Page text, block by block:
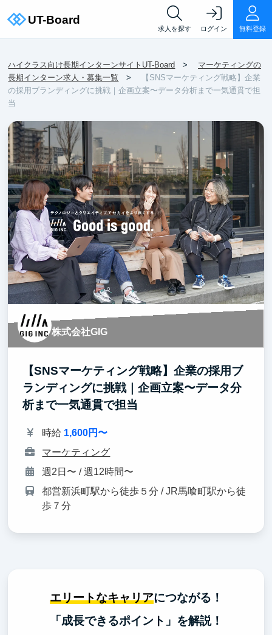
求人を探す ログイン 無料登録
ハイクラス向け長期インターンサイトUT-Board
マーケティングの
長期インターン求人・募集一覧
【SNSマーケティング戦略】企業
の採用ブランディングに挑戦｜企画立案〜データ分析まで一気通貫で担
当
株式会社GIG
【SNSマーケティング戦略】企業の採用ブ
ランディングに挑戦｜企画立案〜データ分
析まで一気通貫で担当
時給 1,600円〜
マーケティング
週2日〜 / 週12時間〜
都営新浜町駅から徒歩５分 / JR馬喰町駅から徒
歩７分
エリートなキャリアにつながる！
「成長できるポイント」を解説！